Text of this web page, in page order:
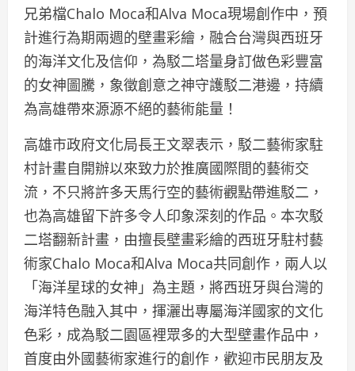
兄弟檔Chalo Moca和Alva Moca現場創作中，預
計進行為期兩週的壁畫彩繪，融合台灣與西班牙
的海洋文化及信仰，為駁二塔量身訂做色彩豐富
的女神圖騰，象徵創意之神守護駁二港邊，持續
為高雄帶來源源不絕的藝術能量！
高雄市政府文化局長王文翠表示，駁二藝術家駐
村計畫自開辦以來致力於推廣國際間的藝術交
流，不只將許多天馬行空的藝術觀點帶進駁二，
也為高雄留下許多令人印象深刻的作品。本次駁
二塔翻新計畫，由擅長壁畫彩繪的西班牙駐村藝
術家Chalo Moca和Alva Moca共同創作，兩人以
「海洋星球的女神」為主題，將西班牙與台灣的
海洋特色融入其中，揮灑出專屬海洋國家的文化
色彩，成為駁二園區裡眾多的大型壁畫作品中，
首度由外國藝術家進行的創作，歡迎市民朋友及